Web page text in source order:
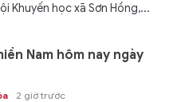
Khuyến học xã Sơn Hồng,...
Nam hôm nay ngày
2 giờ trước